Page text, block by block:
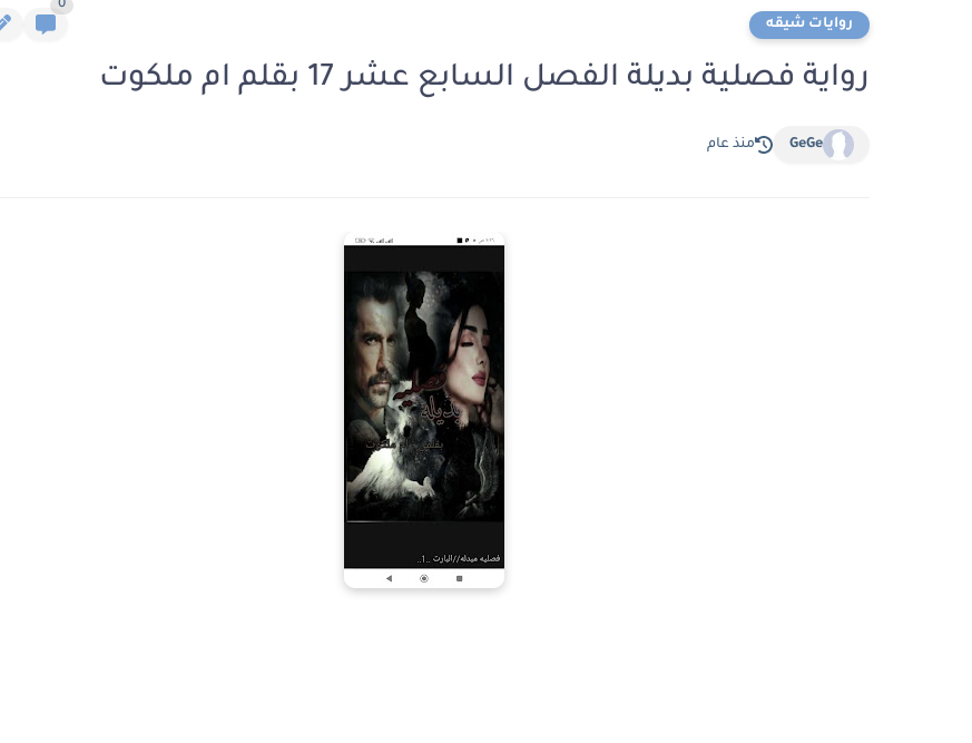
روايات شيقه
0
رواية فصلية بديلة الفصل السابع عشر 17 بقلم ام ملكوت
GeGe منذ عام